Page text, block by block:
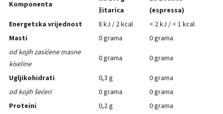
Komponenta
žitarica
(espressa)
Energetska vrijednost
8 kJ / 2 kcal
< 2 kJ / < 1 kcal
Masti
0 grama
0 grama
od kojih zasićene masne
kiseline
0 grama
0 grama
Ugljikohidrati
0,3 g
0 grama
od kojih šećeri
0 grama
0 grama
Proteini
0,2 g
0 grama